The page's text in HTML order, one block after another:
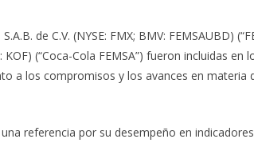
de C.V. (NYSE: FMX; BMV: FEMSAUBD)
KOF) (“Coca-Cola FEMSA”) fueron incluidas
a los compromisos y los avances en materia
referencia por su desempeño en indicadores